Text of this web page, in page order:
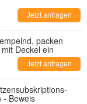
Jetzt anfragen
packen
Deckel ein
Jetzt anfragen
- Beweis